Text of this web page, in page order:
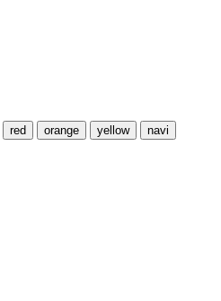
red orange yellow
navi